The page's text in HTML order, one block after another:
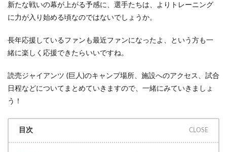
新たな戦いの幕が上がる予感に、選手たちは、よりトレーニング
に力が入り始める頃なのではないでしょうか。
長年応援しているファンも最近ファンになったよ、という方も一
緒に楽しく応援できたらいいですね。
読売ジャイアンツ (巨人)のキャンプ場所、施設へのアクセス、試合
日程などについてまとめていきますので、一緒にみていきましょ
う！
目次